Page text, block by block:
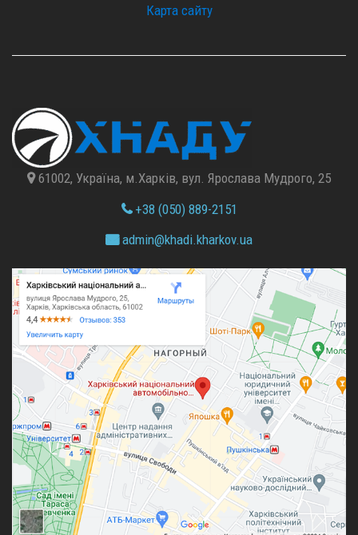
Карта сайту
61002, Україна, м.Харків, вул. Ярослава Мудрого, 25
+38 (050) 889-2151
admin@khadi.kharkov.ua